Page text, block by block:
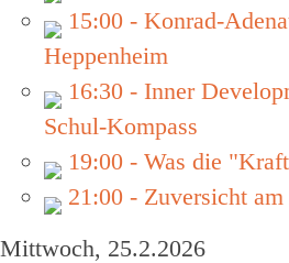
15:00 - Konrad-
Heppenheim
16:30 - Inner
Schul-Kompass
19:00 - Was die
21:00 - Zuversicht
Mittwoch, 25.2.2026